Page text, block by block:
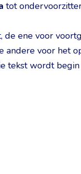
tot
de ene voor
andere voor het
tekst wordt